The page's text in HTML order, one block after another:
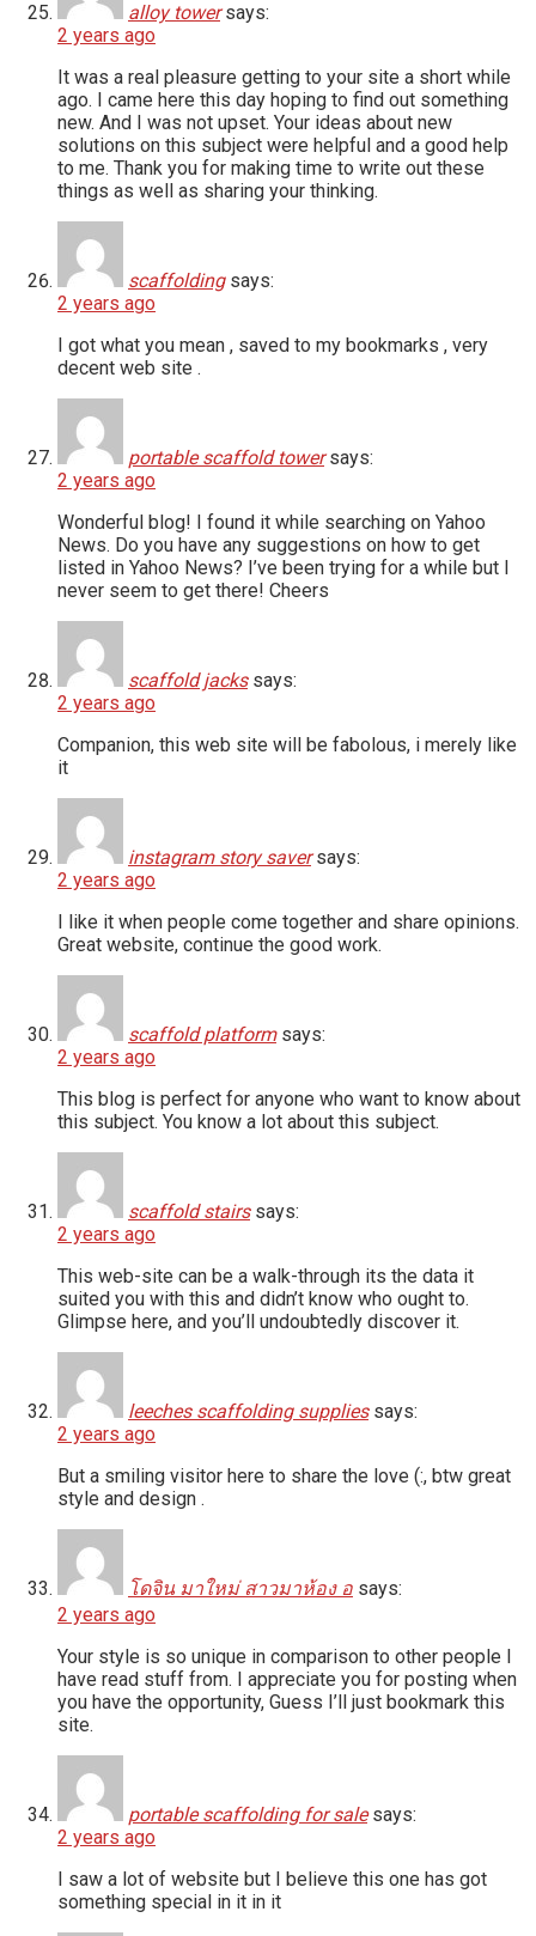
alloy tower says:
2 years ago
It was a real pleasure getting to your site a short while
ago. I came here this day hoping to find out something
new. And I was not upset. Your ideas about new
solutions on this subject were helpful and a good help
to me. Thank you for making time to write out these
things as well as sharing your thinking.
scaffolding says:
2 years ago
I got what you mean , saved to my bookmarks , very
decent web site .
portable scaffold tower says:
2 years ago
Wonderful blog! I found it while searching on Yahoo
News. Do you have any suggestions on how to get
listed in Yahoo News? I’ve been trying for a while but I
never seem to get there! Cheers
scaffold jacks says:
2 years ago
Companion, this web site will be fabolous, i merely like
it
instagram story saver says:
2 years ago
I like it when people come together and share opinions.
Great website, continue the good work.
scaffold platform says:
2 years ago
This blog is perfect for anyone who want to know about
this subject. You know a lot about this subject.
scaffold stairs says:
2 years ago
This web-site can be a walk-through its the data it
suited you with this and didn’t know who ought to.
Glimpse here, and you’ll undoubtedly discover it.
leeches scaffolding supplies says:
2 years ago
But a smiling visitor here to share the love (:, btw great
style and design .
โดจิน มาใหม่ สาวมาห้อง อ says:
2 years ago
Your style is so unique in comparison to other people I
have read stuff from. I appreciate you for posting when
you have the opportunity, Guess I’ll just bookmark this
site.
portable scaffolding for sale says:
2 years ago
I saw a lot of website but I believe this one has got
something special in it in it